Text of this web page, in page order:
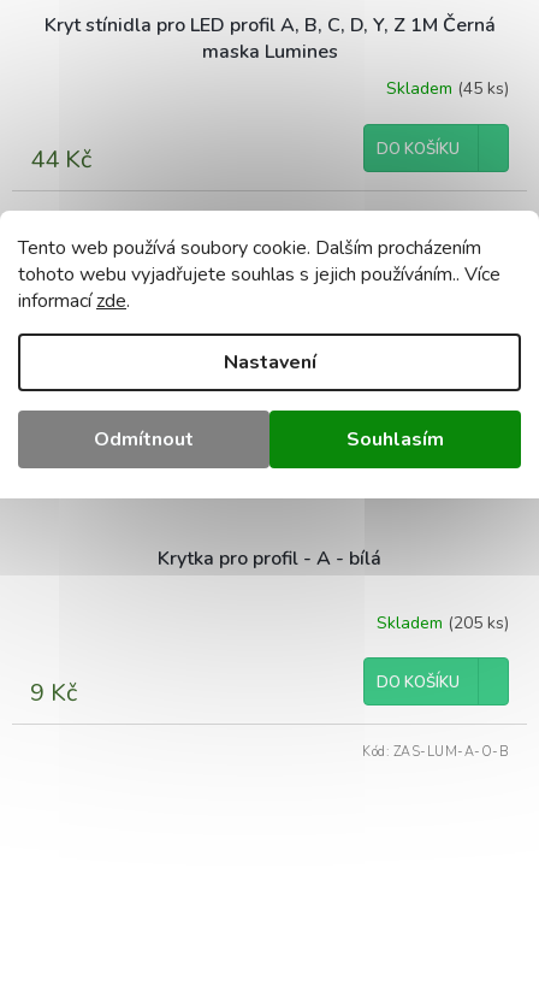
Tento web používá soubory cookie. Dalším procházením
tohoto webu vyjadřujete souhlas s jejich používáním.. Více
informacízde.
Nastavení
Odmítnout Souhlasím
Kryt stínidla pro LED profil A, B, C, D, Y, Z 1M Černá
maska Lumines
Skladem (45 ks)
44 Kč DO KOŠÍKU
Krytka pro profil - A - bílá
Skladem (205 ks)
9 Kč DO KOŠÍKU
Kód: ZAS-LUM-A-O-B